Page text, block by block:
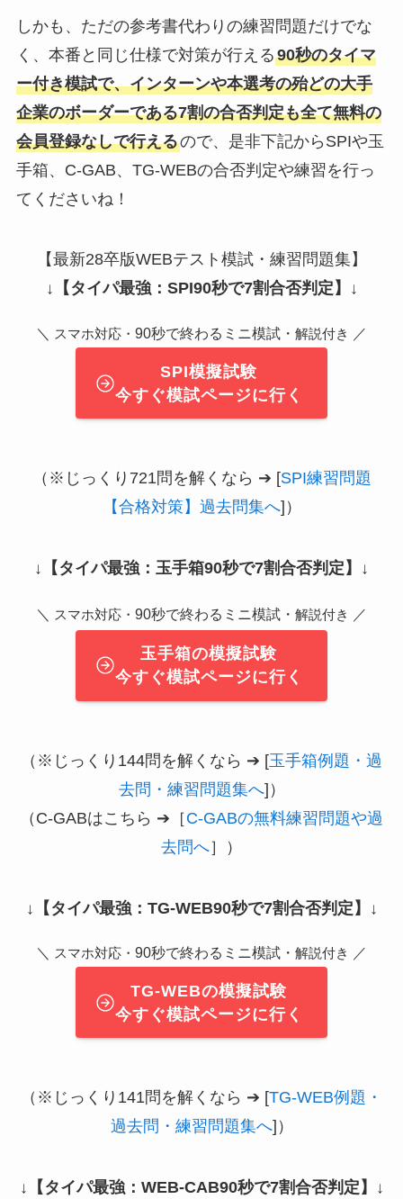
しかも、ただの参考書代わりの練習問題だけでな
く、本番と同じ仕様で対策が行える90秒のタイマ
ー付き模試で、インターンや本選考の殆どの大手
企業のボーダーである7割の合否判定も全て無料の
会員登録なしで行えるので、是非下記からSPIや玉
手箱、C-GAB、TG-WEBの合否判定や練習を行っ
てくださいね！
【最新28卒版WEBテスト模試・練習問題集】
↓ 【タイパ最強：SPI90秒で7割合否判定】 ↓
＼ スマホ対応・ 90秒で終わるミニ模試・ 解説付き ／
SPI模擬試験
今すぐ模試ページに行く
（※じっくり721問を解くなら ➔ [SPI練習問題
【合格対策】過去問集へ]）
↓ 【タイパ最強：玉手箱90秒で7割合否判定】 ↓
＼ スマホ対応・ 90秒で終わるミニ模試・ 解説付き ／
玉手箱の模擬試験
今すぐ模試ページに行く
（※じっくり144問を解くなら ➔ [玉手箱例題・過
去問・練習問題集へ]）
（C-GABはこちら ➔［C-GABの無料練習問題や過
去問へ］）
↓ 【タイパ最強：TG-WEB90秒で7割合否判定】 ↓
＼ スマホ対応・ 90秒で終わるミニ模試・ 解説付き ／
TG-WEBの模擬試験
今すぐ模試ページに行く
（※じっくり141問を解くなら ➔ [TG-WEB例題・
過去問・練習問題集へ]）
↓ 【タイパ最強：WEB-CAB90秒で7割合否判定】 ↓